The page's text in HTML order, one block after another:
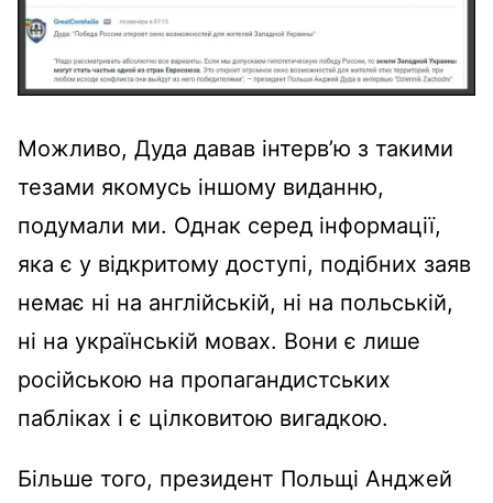
Можливо, Дуда давав інтерв’ю з такими
тезами якомусь іншому виданню,
подумали ми. Однак серед інформації,
яка є у відкритому доступі, подібних заяв
немає ні на англійській, ні на польській,
ні на українській мовах. Вони є лише
російською на пропагандистських
пабліках і є цілковитою вигадкою.
Більше того, президент Польщі Анджей